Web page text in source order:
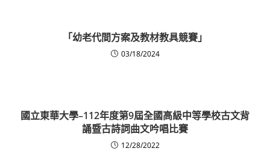
「幼老代間方案及教材教具競賽」
03/18/2024
國立東華大學–112年度第9屆全國高級中等學校古文背
誦暨古詩詞曲文吟唱比賽
12/28/2022